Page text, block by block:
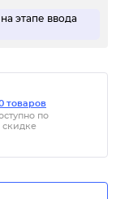
этапе ввода
товаров
по
скидке